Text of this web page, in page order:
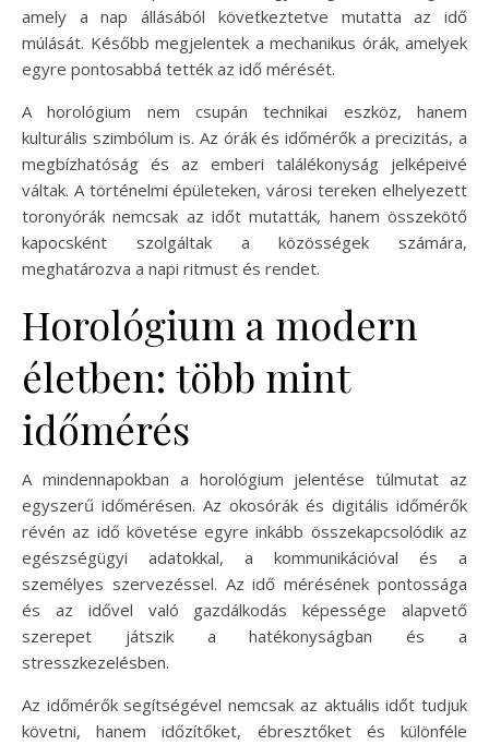
amely a nap állásából következtetve mutatta az idő
múlását. Később megjelentek a mechanikus órák, amelyek
egyre pontosabbá tették az idő mérését.
A horológium nem csupán technikai eszköz, hanem
kulturális szimbólum is. Az órák és időmérők a precizitás, a
megbízhatóság és az emberi találékonyság jelképeivé
váltak. A történelmi épületeken, városi tereken elhelyezett
toronyórák nemcsak az időt mutatták, hanem összekötő
kapocsként szolgáltak a közösségek számára,
meghatározva a napi ritmust és rendet.
Horológium a modern
életben: több mint
időmérés
A mindennapokban a horológium jelentése túlmutat az
egyszerű időmérésen. Az okosórák és digitális időmérők
révén az idő követése egyre inkább összekapcsolódik az
egészségügyi adatokkal, a kommunikációval és a
személyes szervezéssel. Az idő mérésének pontossága
és az idővel való gazdálkodás képessége alapvető
szerepet játszik a hatékonyságban és a
stresszkezelésben.
Az időmérők segítségével nemcsak az aktuális időt tudjuk
követni, hanem időzítőket, ébresztőket és különféle